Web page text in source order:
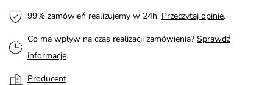
99% zamówień realizujemy w 24h. Przeczytaj opinie.
Co ma wpływ na czas realizacji zamówienia? Sprawdź
informacje.
Producent